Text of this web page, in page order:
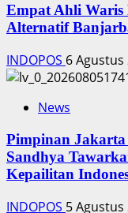
Empat Ahli
Alternatif
INDOPOS 6 Agustus
News
Pimpinan
Sandhya
Kepailitan
INDOPOS 5 Agustus